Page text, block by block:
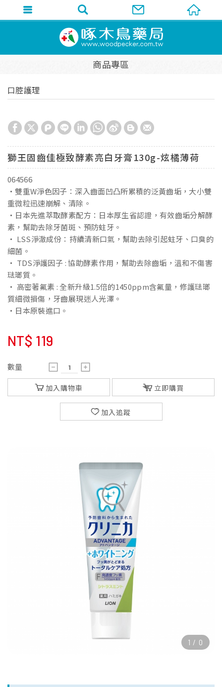
商品專區
口腔護理
獅王固齒佳極致酵素亮白牙膏130g-炫橘薄荷
064566
・雙重W淨色因子：深入齒面凹凸所累積的泛黃齒垢，大小雙
重微粒迅速崩解、清除。
・日本先進萃取酵素配方：日本厚生省認證，有效齒垢分解酵
素，幫助去除牙菌斑、預防蛀牙。
・ LSS淨澈成份：持續清新口氣，幫助去除引起蛀牙、口臭的
細菌。
・ TDS淨護因子 : 協助酵素作用，幫助去除齒垢，溫和不傷害
琺瑯質。
・ 高密著氟素 : 全新升級1.5倍的1450ppm含氟量，修護琺瑯
質細微損傷，牙齒展現迷人光澤。
・日本原裝進口。
NT$ 119
數量
加入購物車 立即購買
加入追蹤
1 / 0